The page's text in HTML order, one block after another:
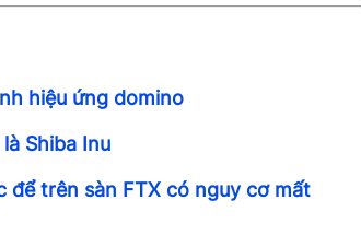
hiệu ứng domino
Shiba Inu
để trên sàn FTX có nguy cơ mất